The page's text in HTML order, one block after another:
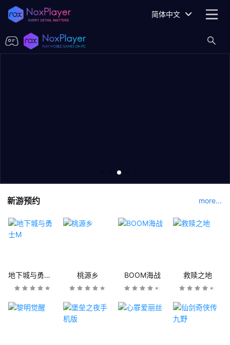
简体中文
新游预约 more...
地下城与勇士M 桃源乡 BOOM海战 救赎之地